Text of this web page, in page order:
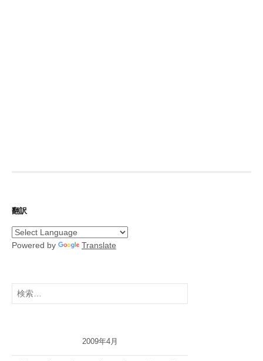
翻訳
Powered by Translate
検
索:
2009年4月